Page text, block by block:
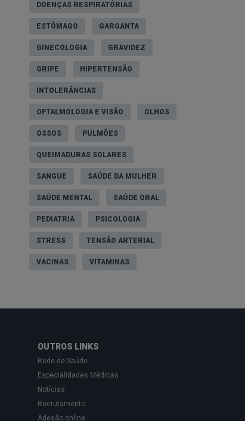
DOENÇAS RESPIRATÓRIAS
ESTÔMAGO GARGANTA
GINECOLOGIA GRAVIDEZ
GRIPE HIPERTENSÃO
INTOLERÂNCIAS
OFTALMOLOGIA E VISÃO OLHOS
OSSOS PULMÕES
QUEIMADURAS SOLARES
SANGUE SAÚDE DA MULHER
SAÚDE MENTAL SAÚDE ORAL
PEDIATRIA PSICOLOGIA
STRESS TENSÃO ARTERIAL
VACINAS VITAMINAS
OUTROS LINKS
Rede de Saúde
Especialidades Médicas
Notícias
Recrutamento
Adesão online